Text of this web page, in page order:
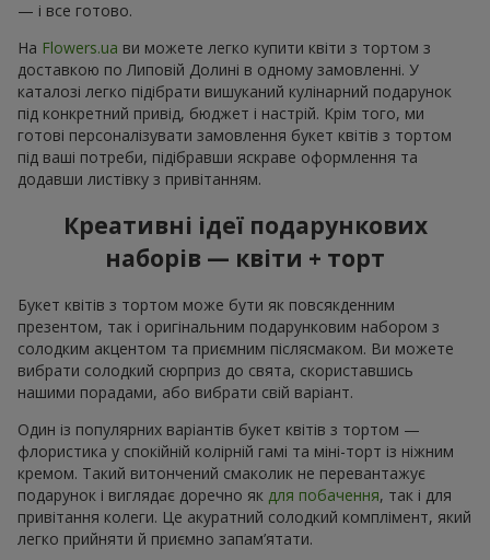
— і все готово.
На Flowers.ua ви можете легко купити квіти з тортом з
доставкою по Липовій Долині в одному замовленні. У
каталозі легко підібрати вишуканий кулінарний подарунок
під конкретний привід, бюджет і настрій. Крім того, ми
готові персоналізувати замовлення букет квітів з тортом
під ваші потреби, підібравши яскраве оформлення та
додавши листівку з привітанням.
Креативні ідеї подарункових
наборів — квіти + торт
Букет квітів з тортом може бути як повсякденним
презентом, так і оригінальним подарунковим набором з
солодким акцентом та приємним післясмаком. Ви можете
вибрати солодкий сюрприз до свята, скориставшись
нашими порадами, або вибрати свій варіант.
Один із популярних варіантів букет квітів з тортом —
флористика у спокійній колірній гамі та міні-торт із ніжним
кремом. Такий витончений смаколик не перевантажує
подарунок і виглядає доречно як для побачення, так і для
привітання колеги. Це акуратний солодкий комплімент, який
легко прийняти й приємно запам’ятати.